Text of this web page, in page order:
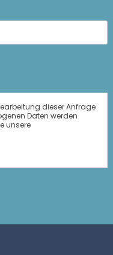
dieser Anfrage
Daten werden
unsere